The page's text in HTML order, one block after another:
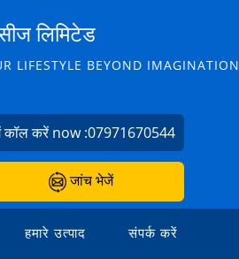
लिमिटेड
LIFESTYLE BEYOND IMAGINATION
कॉल करें now :07971670544
जांच भेजें
हमारे उत्पाद संपर्क करें